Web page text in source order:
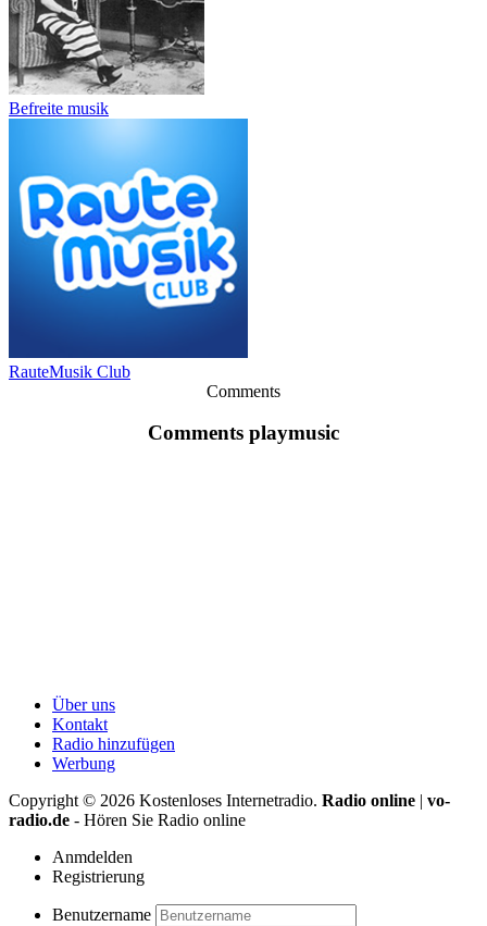
Befreite musik
RauteMusik Club
Comments
Comments playmusic
Über uns
Kontakt
Radio hinzufügen
Werbung
Copyright © 2026 Kostenloses Internetradio. Radio online | vo-
radio.de - Hören Sie Radio online
Anmdelden
Registrierung
Benutzername